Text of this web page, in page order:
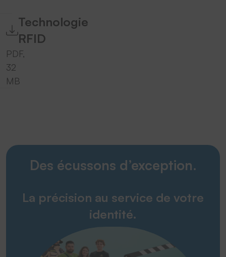
Technologie
RFID
PDF,
32
MB
Des écussons d’exception.
La précision au service de votre
identité.